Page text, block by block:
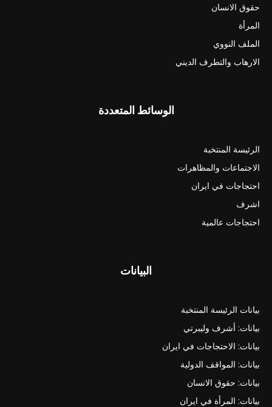
حقوق الانسان
المرأة
الملف النووي
الارهاب والتطرف الديني
الوسائط المتعددة
الرئيسة المنتخبة
الاجتماعات والمظاهرات
احتجاجات في ايران
اشرف
احتجاجات عالمية
البيانات
بيانات الرئيسة المنتخبة
بيانات: أشرف وليبرتي
بيانات: الاحتجاجات في ايران
بيانات: المواقف الدولية
بيانات: حقوق الانسان
بيانات: المرأة في ايران